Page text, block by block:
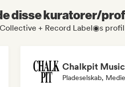
disse kuratorer/
+ Record Label◉s profil
Chalkpit Music